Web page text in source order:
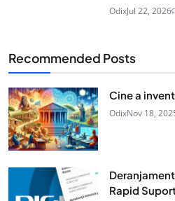
OdixJul 22, 2026
Recommended Posts
Cine a
OdixNov 18,
Rapid